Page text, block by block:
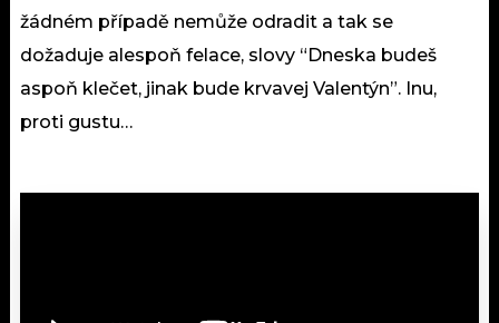
žádném případě nemůže odradit a tak se
dožaduje alespoň felace, slovy “Dneska budeš
aspoň klečet, jinak bude krvavej Valentýn”. Inu,
proti gustu…